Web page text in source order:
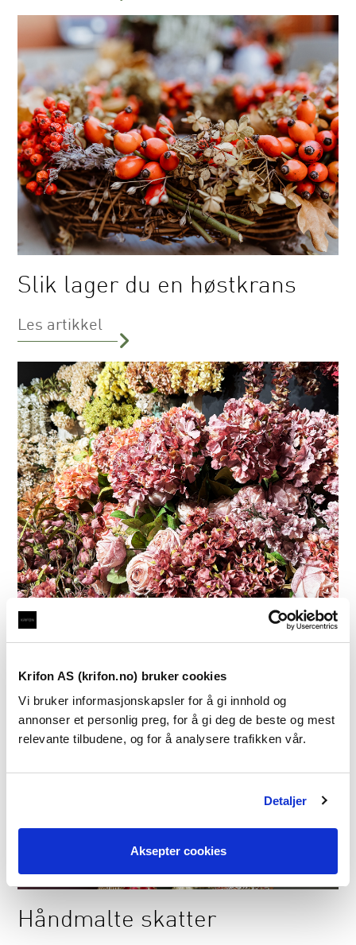
Krifon AS (krifon.no) bruker cookies
Vi bruker informasjonskapsler for å gi innhold og
annonser et personlig preg, for å gi deg de beste og mest
relevante tilbudene, og for å analysere trafikken vår.
Detaljer
Aksepter cookies
Slik lager du en høstkrans
Les artikkel
Kunstige blomster
Les artikkel
Håndmalte skatter